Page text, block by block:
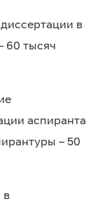
в
60 тысяч
аспиранта
– 50
в